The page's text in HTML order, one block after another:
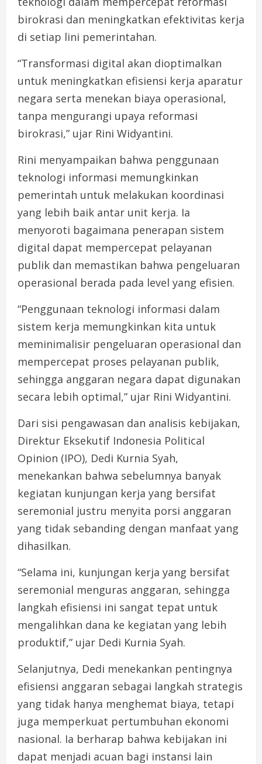
birokrasi dan meningkatkan efektivitas kerja
di setiap lini pemerintahan.
“Transformasi digital akan dioptimalkan
untuk meningkatkan efisiensi kerja aparatur
negara serta menekan biaya operasional,
tanpa mengurangi upaya reformasi
birokrasi,” ujar Rini Widyantini.
Rini menyampaikan bahwa penggunaan
teknologi informasi memungkinkan
pemerintah untuk melakukan koordinasi
yang lebih baik antar unit kerja. Ia
menyoroti bagaimana penerapan sistem
digital dapat mempercepat pelayanan
publik dan memastikan bahwa pengeluaran
operasional berada pada level yang efisien.
“Penggunaan teknologi informasi dalam
sistem kerja memungkinkan kita untuk
meminimalisir pengeluaran operasional dan
mempercepat proses pelayanan publik,
sehingga anggaran negara dapat digunakan
secara lebih optimal,” ujar Rini Widyantini.
Dari sisi pengawasan dan analisis kebijakan,
Direktur Eksekutif Indonesia Political
Opinion (IPO), Dedi Kurnia Syah,
menekankan bahwa sebelumnya banyak
kegiatan kunjungan kerja yang bersifat
seremonial justru menyita porsi anggaran
yang tidak sebanding dengan manfaat yang
dihasilkan.
“Selama ini, kunjungan kerja yang bersifat
seremonial menguras anggaran, sehingga
langkah efisiensi ini sangat tepat untuk
mengalihkan dana ke kegiatan yang lebih
produktif,” ujar Dedi Kurnia Syah.
Selanjutnya, Dedi menekankan pentingnya
efisiensi anggaran sebagai langkah strategis
yang tidak hanya menghemat biaya, tetapi
juga memperkuat pertumbuhan ekonomi
nasional. Ia berharap bahwa kebijakan ini
dapat menjadi acuan bagi instansi lain